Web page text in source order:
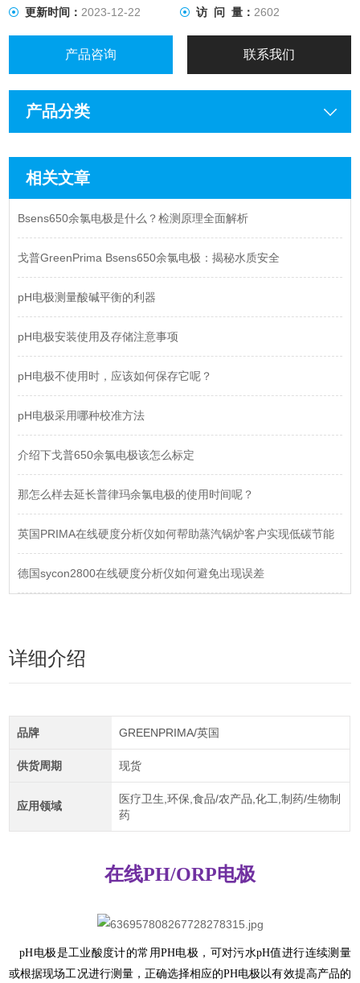
更新时间：2023-12-22 访 问 量： 2602
产品咨询 联系我们
产品分类
相关文章
Bsens650余氯电极是什么？检测原理全面解析
戈普GreenPrima Bsens650余氯电极：揭秘水质安全
pH电极测量酸碱平衡的利器
pH电极安装使用及存储注意事项
pH电极不使用时，应该如何保存它呢？
pH电极采用哪种校准方法
介绍下戈普650余氯电极该怎么标定
那怎么样去延长普律玛余氯电极的使用时间呢？
英国PRIMA在线硬度分析仪如何帮助蒸汽锅炉客户实现低碳节能
德国sycon2800在线硬度分析仪如何避免出现误差
详细介绍
品牌 GREENPRIMA/英国
供货周期 现货
应用领域
医疗卫生,环保,食品/农产品,化工,制药/生物制
药
在线PH/ORP电极
pH电极是工业酸度计的常用PH电极，可对污水pH值进行连续测量
或根据现场工况进行测量，正确选择相应的PH电极以有效提高产品的